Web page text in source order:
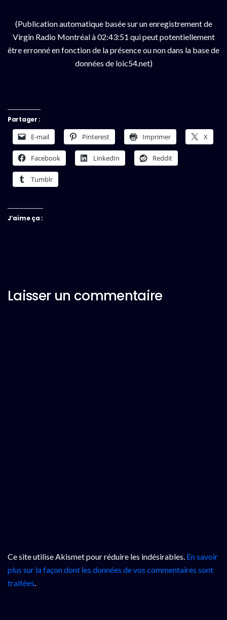
(Publication automatique basée sur un enregistrement de
Virgin Radio Montréal à 02:43:51 qui peut potentiellement
être erronné en fonction de la présence ou non dans la base de
données de loic54.net)
Partager :
E-mail Pinterest Imprimer X
Facebook LinkedIn Reddit
Tumblr
J’aime ça :
Laisser un commentaire
Ce site utilise Akismet pour réduire les indésirables. En savoir
plus sur la façon dont les données de vos commentaires sont
traitées.